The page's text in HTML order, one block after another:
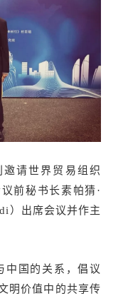
邀请世界贸易组织
前秘书长素帕猜·
）出席会议并作主
中国的关系，倡议
明价值中的共享传